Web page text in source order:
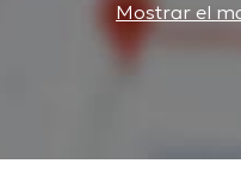
Mostrar el